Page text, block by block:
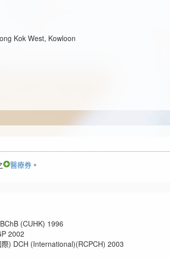
Kok West, Kowloon
醫療券 。
(CUHK) 1996
2002
) DCH (International)(RCPCH) 2003